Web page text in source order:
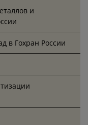
и
в Гохран России